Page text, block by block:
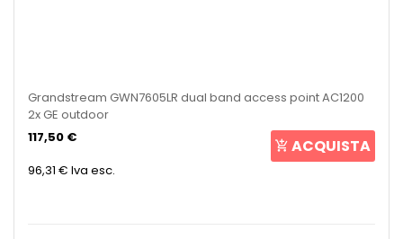
Grandstream GWN7605LR dual band access point AC1200
2x GE outdoor
117,50 €
96,31 € Iva esc.
ACQUISTA